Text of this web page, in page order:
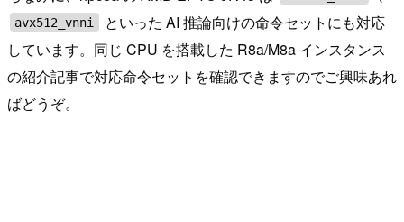
avx512_vnni
といった AI 推論向けの命令セットにも対応
しています。同じ CPU を搭載した R8a/M8a インスタンス
の紹介記事で対応命令セットを確認できますのでご興味あれ
ばどうぞ。